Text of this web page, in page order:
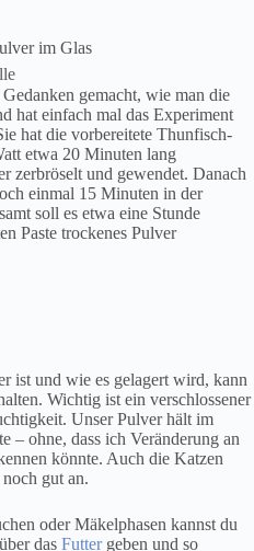
im Glas
gemacht, wie man die
hat einfach mal das Experiment
hat die vorbereitete Thunfisch-
etwa 20 Minuten lang
zerbröselt und gewendet. Danach
einmal 15 Minuten in der
soll es etwa eine Stunde
Paste trockenes Pulver
ist und wie es gelagert wird, kann
Wichtig ist ein verschlossener
Unser Pulver hält im
– ohne, dass ich Veränderung an
könnte. Auch die Katzen
gut an.
oder Mäkelphasen kannst du
das Futtergeben und so